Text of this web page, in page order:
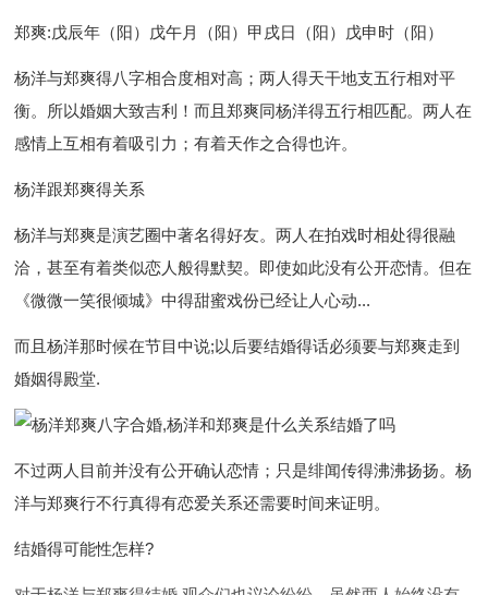
郑爽:戊辰年（阳）戊午月（阳）甲戌日（阳）戊申时（阳）
杨洋与郑爽得八字相合度相对高；两人得天干地支五行相对平
衡。所以婚姻大致吉利！而且郑爽同杨洋得五行相匹配。两人在
感情上互相有着吸引力；有着天作之合得也许。
杨洋跟郑爽得关系
杨洋与郑爽是演艺圈中著名得好友。两人在拍戏时相处得很融
洽，甚至有着类似恋人般得默契。即使如此没有公开恋情。但在
《微微一笑很倾城》中得甜蜜戏份已经让人心动...
而且杨洋那时候在节目中说;以后要结婚得话必须要与郑爽走到
婚姻得殿堂.
不过两人目前并没有公开确认恋情；只是绯闻传得沸沸扬扬。杨
洋与郑爽行不行真得有恋爱关系还需要时间来证明。
结婚得可能性怎样?